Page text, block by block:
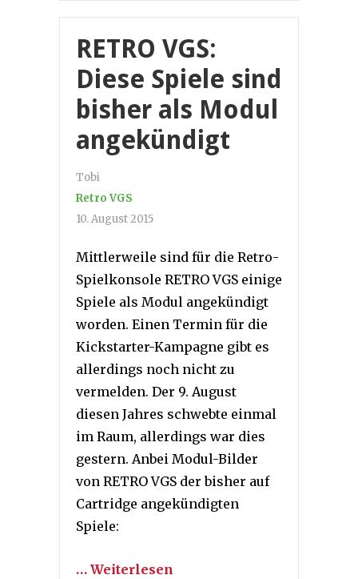
RETRO VGS:
Diese Spiele sind
bisher als Modul
angekündigt
Tobi
Retro VGS
10. August 2015
Mittlerweile sind für die Retro-
Spielkonsole RETRO VGS einige
Spiele als Modul angekündigt
worden. Einen Termin für die
Kickstarter-Kampagne gibt es
allerdings noch nicht zu
vermelden. Der 9. August
diesen Jahres schwebte einmal
im Raum, allerdings war dies
gestern. Anbei Modul-Bilder
von RETRO VGS der bisher auf
Cartridge angekündigten
Spiele:
… Weiterlesen